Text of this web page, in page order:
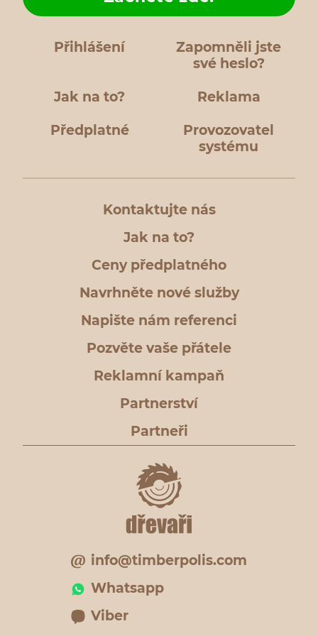
Přihlášení
Zapomněli jste
své heslo?
Jak na to? Reklama
Předplatné
Provozovatel
systému
Kontaktujte nás
Jak na to?
Ceny předplatného
Navrhněte nové služby
Napište nám referenci
Pozvěte vaše přátele
Reklamní kampaň
Partnerství
Partneři
info@timberpolis.com
Whatsapp
Viber